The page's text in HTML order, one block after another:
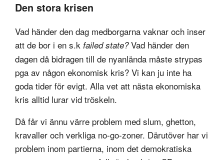
Den stora krisen
Vad händer den dag medborgarna vaknar och inser
att de bor i en s.k failed state?Vad händer den
dagen då bidragen till de nyanlända måste strypas
pga av någon ekonomisk kris? Vi kan ju inte ha
goda tider för evigt. Alla vet att nästa ekonomiska
kris alltid lurar vid tröskeln.
Då får vi ännu värre problem med slum, ghetton,
kravaller och verkliga no-go-zoner. Därutöver har vi
problem inom partierna, inom det demokratiska